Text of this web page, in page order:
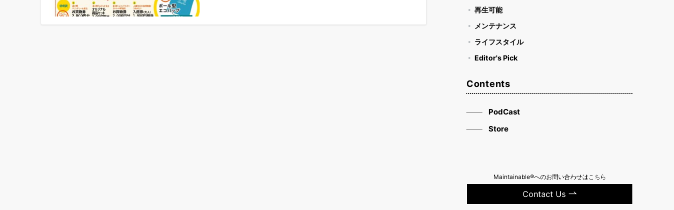
再生可能
メンテナンス
ライフスタイル
Editor's Pick
Contents
PodCast
Store
Maintainable®へのお問い合わせはこちら
Contact Us